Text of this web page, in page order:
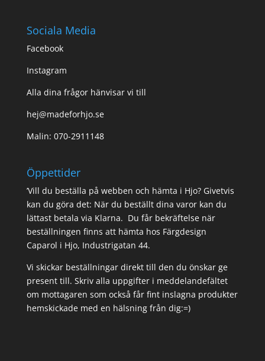
Sociala Media
Facebook
Instagram
Alla dina frågor hänvisar vi till
hej@madeforhjo.se
Malin: 070-2911148
Öppettider
’Vill du beställa på webben och hämta i Hjo? Givetvis
kan du göra det: När du beställt dina varor kan du
lättast betala via Klarna. Du får bekräftelse när
beställningen finns att hämta hos Färgdesign
Caparol i Hjo, Industrigatan 44.
Vi skickar beställningar direkt till den du önskar ge
present till. Skriv alla uppgifter i meddelandefältet
om mottagaren som också får fint inslagna produkter
hemskickade med en hälsning från dig:=)